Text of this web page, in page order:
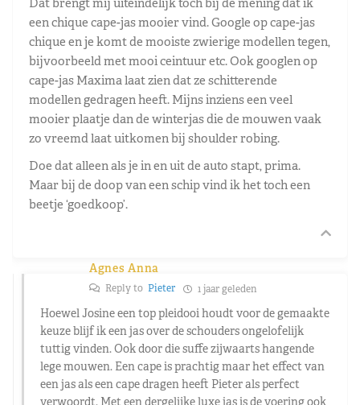
een chique cape-jas mooier vind. Google op cape-jas
chique en je komt de mooiste zwierige modellen tegen,
bijvoorbeeld met mooi ceintuur etc. Ook googlen op
cape-jas Maxima laat zien dat ze schitterende
modellen gedragen heeft. Mijns inziens een veel
mooier plaatje dan de winterjas die de mouwen vaak
zo vreemd laat uitkomen bij shoulder robing.
Doe dat alleen als je in en uit de auto stapt, prima.
Maar bij de doop van een schip vind ik het toch een
beetje ‘goedkoop’.
Agnes Anna
Reply to Pieter 1 jaar geleden
Hoewel Josine een top pleidooi houdt voor de gemaakte
keuze blijf ik een jas over de schouders ongelofelijk
tuttig vinden. Ook door die suffe zijwaarts hangende
lege mouwen. Een cape is prachtig maar het effect van
een jas als een cape dragen heeft Pieter als perfect
verwoordt. Met een dergelijke luxe jas is de voering ook